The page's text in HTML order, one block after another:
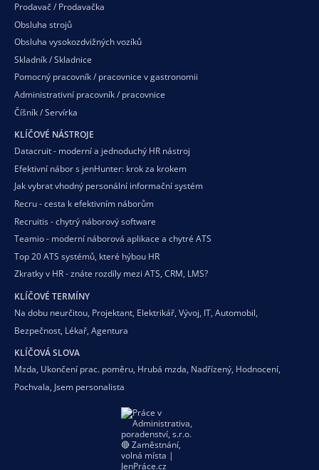
Prodavač / Prodavačka
Obsluha strojů
Obsluha vysokozdvižných vozíků
Skladník / Skladnice
Pomocný pracovník / pracovnice v gastronomii
Administrativní pracovník / pracovnice
Číšník / Servírka
KLÍČOVÉ NÁSTROJE
Datacruit - moderní a jednoduchý HR nástroj
Efektivní nábor s jenHunter: krok za krokem
Jak vybrat vhodný personální informační systém
Recru - cesta k efektivním náborům
Recruitis - chytrý náborový software
Teamio - moderní náborová aplikace a chytré ATS
Top 20 ATS systémů, které hýbou HR
Zkratky v HR - znáte rozdíly mezi ATS, CRM, LMS?
KLÍČOVÉ TERMÍNY
Na dobu neurčitou, Projektant, Elektrikář, Vývoj, IT, Automobil,
Bezpečnost, Lékař, Agentura
KLÍČOVÁ SLOVA
Mzda, Ukončení prac. poměru, Hrubá mzda, Nadřízený, Hodnocení,
Pochvala, Jsem personalista